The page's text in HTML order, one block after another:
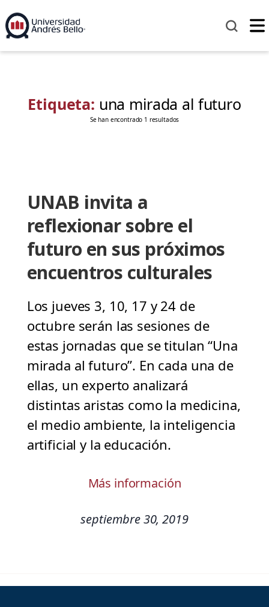
Etiqueta: una mirada al futuro
Se han encontrado 1 resultados
UNAB invita a
reflexionar sobre el
futuro en sus próximos
encuentros culturales
Los jueves 3, 10, 17 y 24 de
octubre serán las sesiones de
estas jornadas que se titulan “Una
mirada al futuro”. En cada una de
ellas, un experto analizará
distintas aristas como la medicina,
el medio ambiente, la inteligencia
artificial y la educación.
Más información
septiembre 30, 2019